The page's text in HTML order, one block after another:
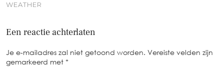
WEATHER
Een reactie achterlaten
Je e-mailadres zal niet getoond worden. Vereiste velden zijn
gemarkeerd met *